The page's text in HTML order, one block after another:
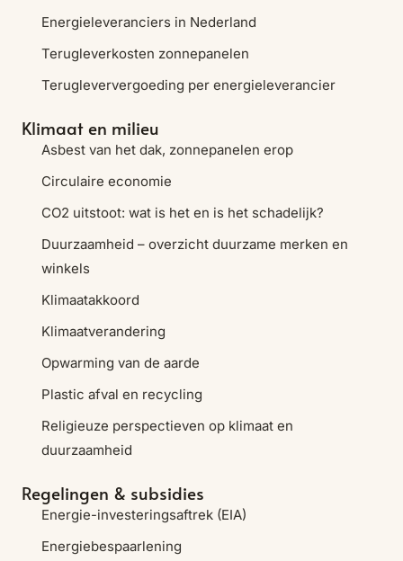
Energieleveranciers in Nederland
Terugleverkosten zonnepanelen
Terugleververgoeding per energieleverancier
Klimaat en milieu
Asbest van het dak, zonnepanelen erop
Circulaire economie
CO2 uitstoot: wat is het en is het schadelijk?
Duurzaamheid – overzicht duurzame merken en
winkels
Klimaatakkoord
Klimaatverandering
Opwarming van de aarde
Plastic afval en recycling
Religieuze perspectieven op klimaat en
duurzaamheid
Regelingen & subsidies
Energie-investeringsaftrek (EIA)
Energiebespaarlening